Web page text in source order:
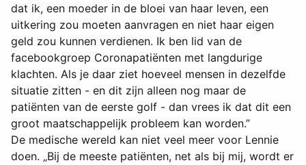
dat ik, een moeder in de bloei van haar leven, een
uitkering zou moeten aanvragen en niet haar eigen
geld zou kunnen verdienen. Ik ben lid van de
facebookgroep Coronapatiënten met langdurige
klachten. Als je daar ziet hoeveel mensen in dezelfde
situatie zitten - en dit zijn alleen nog maar de
patiënten van de eerste golf - dan vrees ik dat dit een
groot maatschappelijk probleem kan worden.”
De medische wereld kan niet veel meer voor Lennie
doen. „Bij de meeste patiënten, net als bij mij, wordt er